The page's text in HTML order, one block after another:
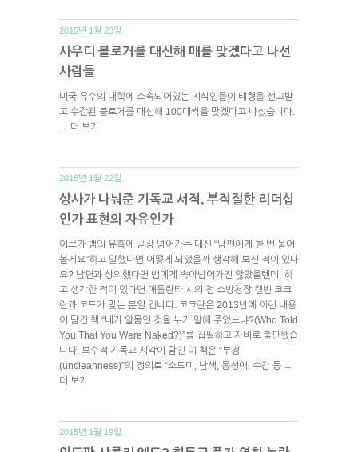
2015년 1월 23일.
사우디 블로거를 대신해 매를 맞겠다고 나선
사람들
미국 유수의 대학에 소속되어있는 지식인들이 태형을 선고받
고 수감된 블로거를 대신해 100대씩을 맞겠다고 나섰습니다.
→ 더 보기
2015년 1월 22일.
상사가 나눠준 기독교 서적, 부적절한 리더십
인가 표현의 자유인가
이브가 뱀의 유혹에 곧장 넘어가는 대신 “남편에게 한 번 물어
볼게요”하고 말했다면 어떻게 되었을까 생각해 보신 적이 있나
요? 남편과 상의했다면 뱀에게 속아넘어가진 않았을텐데, 하
고 생각한 적이 있다면 애틀란타 시의 전 소방청장 캘빈 코크
란과 코드가 맞는 분일 겁니다. 코크란은 2013년에 이런 내용
이 담긴 책 “네가 알몸인 것을 누가 말해 주었느냐?(Who Told
You That You Were Naked?)”를 집필하고 자비로 출판했습
니다. 보수적 기독교 시각이 담긴 이 책은 “부정
(uncleanness)”의 정의로 “소도미, 남색, 동성애, 수간 등 →
더 보기
2015년 1월 19일.